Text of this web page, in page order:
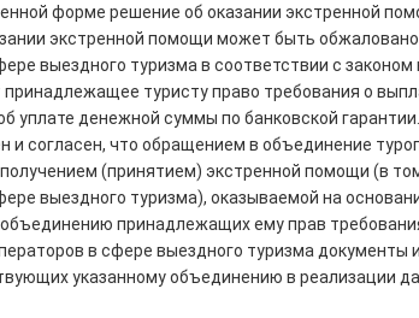
форме решение об оказании экстренной
экстренной помощи может быть
выездного туризма в соответствии с
туристу право требования о
уплате денежной суммы по банковской гарантии.
и согласен, что обращением в объединение
(принятием) экстренной помощи (в
выездного туризма), оказываемой на
принадлежащих ему прав
в сфере выездного туризма
указанному объединению в реализации